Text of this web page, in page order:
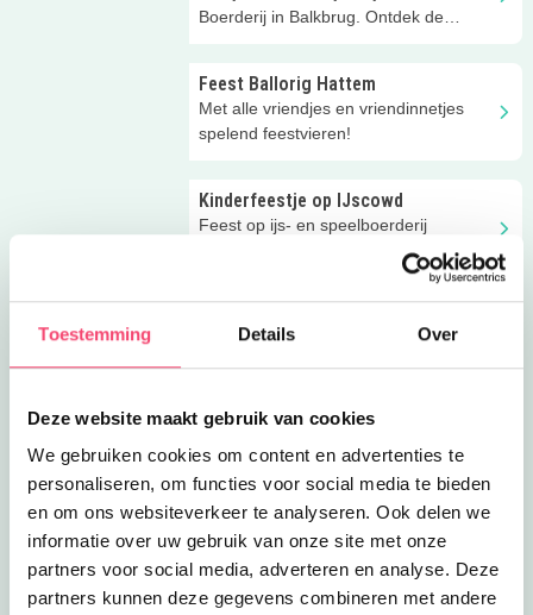
Toestemming Details Over
Deze website maakt gebruik van cookies
We gebruiken cookies om content en advertenties te
personaliseren, om functies voor social media te bieden
en om ons websiteverkeer te analyseren. Ook delen we
informatie over uw gebruik van onze site met onze
partners voor social media, adverteren en analyse. Deze
partners kunnen deze gegevens combineren met andere
Boerderij in Balkbrug. Ontdek de
Feest Ballorig Hattem
Met alle vriendjes en vriendinnetjes
spelend feestvieren!
Kinderfeestje op IJscowd
Feest op ijs- en speelboerderij
IJscowd! Super leuk actief en educatief
Bushcraft betekent overleven in de
natuur. En dat is wat je gaat doen
Voetbal kinderfeestje
Het enige echte voetbalfeestje voor
jouw en je vrienden!
X-cube
X-cube. Deze interactieve escape
experience beleef je samen bij Pathé